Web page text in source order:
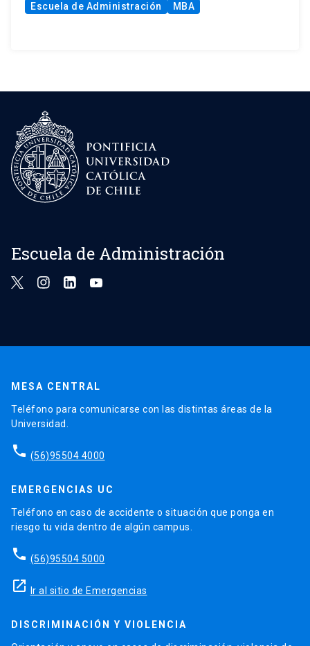
Escuela de Administración MBA
Escuela de Administración
MESA CENTRAL
Teléfono para comunicarse con las distintas áreas de la
Universidad.
phone (56)95504 4000
EMERGENCIAS UC
Teléfono en caso de accidente o situación que ponga en
riesgo tu vida dentro de algún campus.
phone (56)95504 5000
launch Ir al sitio de Emergencias
DISCRIMINACIÓN Y VIOLENCIA